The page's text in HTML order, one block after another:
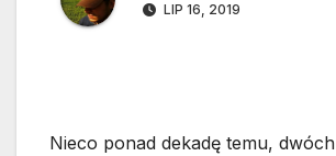
LIP 16, 2019
Nieco ponad dekadę temu, dwóch